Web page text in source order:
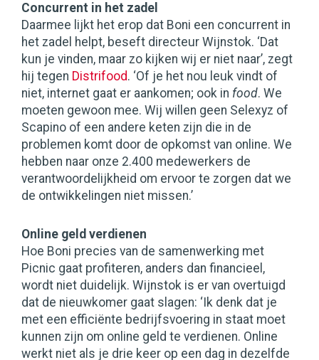
Concurrent in het zadel
Daarmee lijkt het erop dat Boni een concurrent in
het zadel helpt, beseft directeur Wijnstok. ‘Dat
kun je vinden, maar zo kijken wij er niet naar’, zegt
hij tegen Distrifood. ‘Of je het nou leuk vindt of
niet, internet gaat er aankomen; ook in food. We
moeten gewoon mee. Wij willen geen Selexyz of
Scapino of een andere keten zijn die in de
problemen komt door de opkomst van online. We
hebben naar onze 2.400 medewerkers de
verantwoordelijkheid om ervoor te zorgen dat we
de ontwikkelingen niet missen.’
Online geld verdienen
Hoe Boni precies van de samenwerking met
Picnic gaat profiteren, anders dan financieel,
wordt niet duidelijk. Wijnstok is er van overtuigd
dat de nieuwkomer gaat slagen: ‘Ik denk dat je
met een efficiënte bedrijfsvoering in staat moet
kunnen zijn om online geld te verdienen. Online
werkt niet als je drie keer op een dag in dezelfde